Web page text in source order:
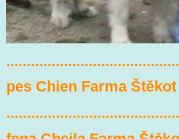
pes Chien Farma Štěkot